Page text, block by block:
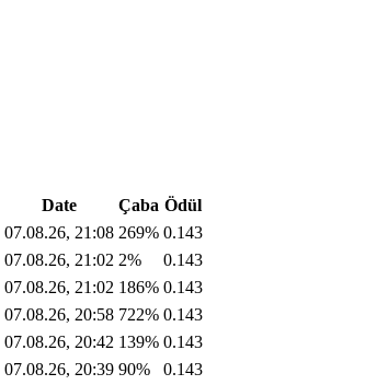
Date Çaba Ödül
07.08.26, 21:08 269% 0.143
07.08.26, 21:02 2% 0.143
07.08.26, 21:02 186% 0.143
07.08.26, 20:58 722% 0.143
07.08.26, 20:42 139% 0.143
07.08.26, 20:39 90% 0.143